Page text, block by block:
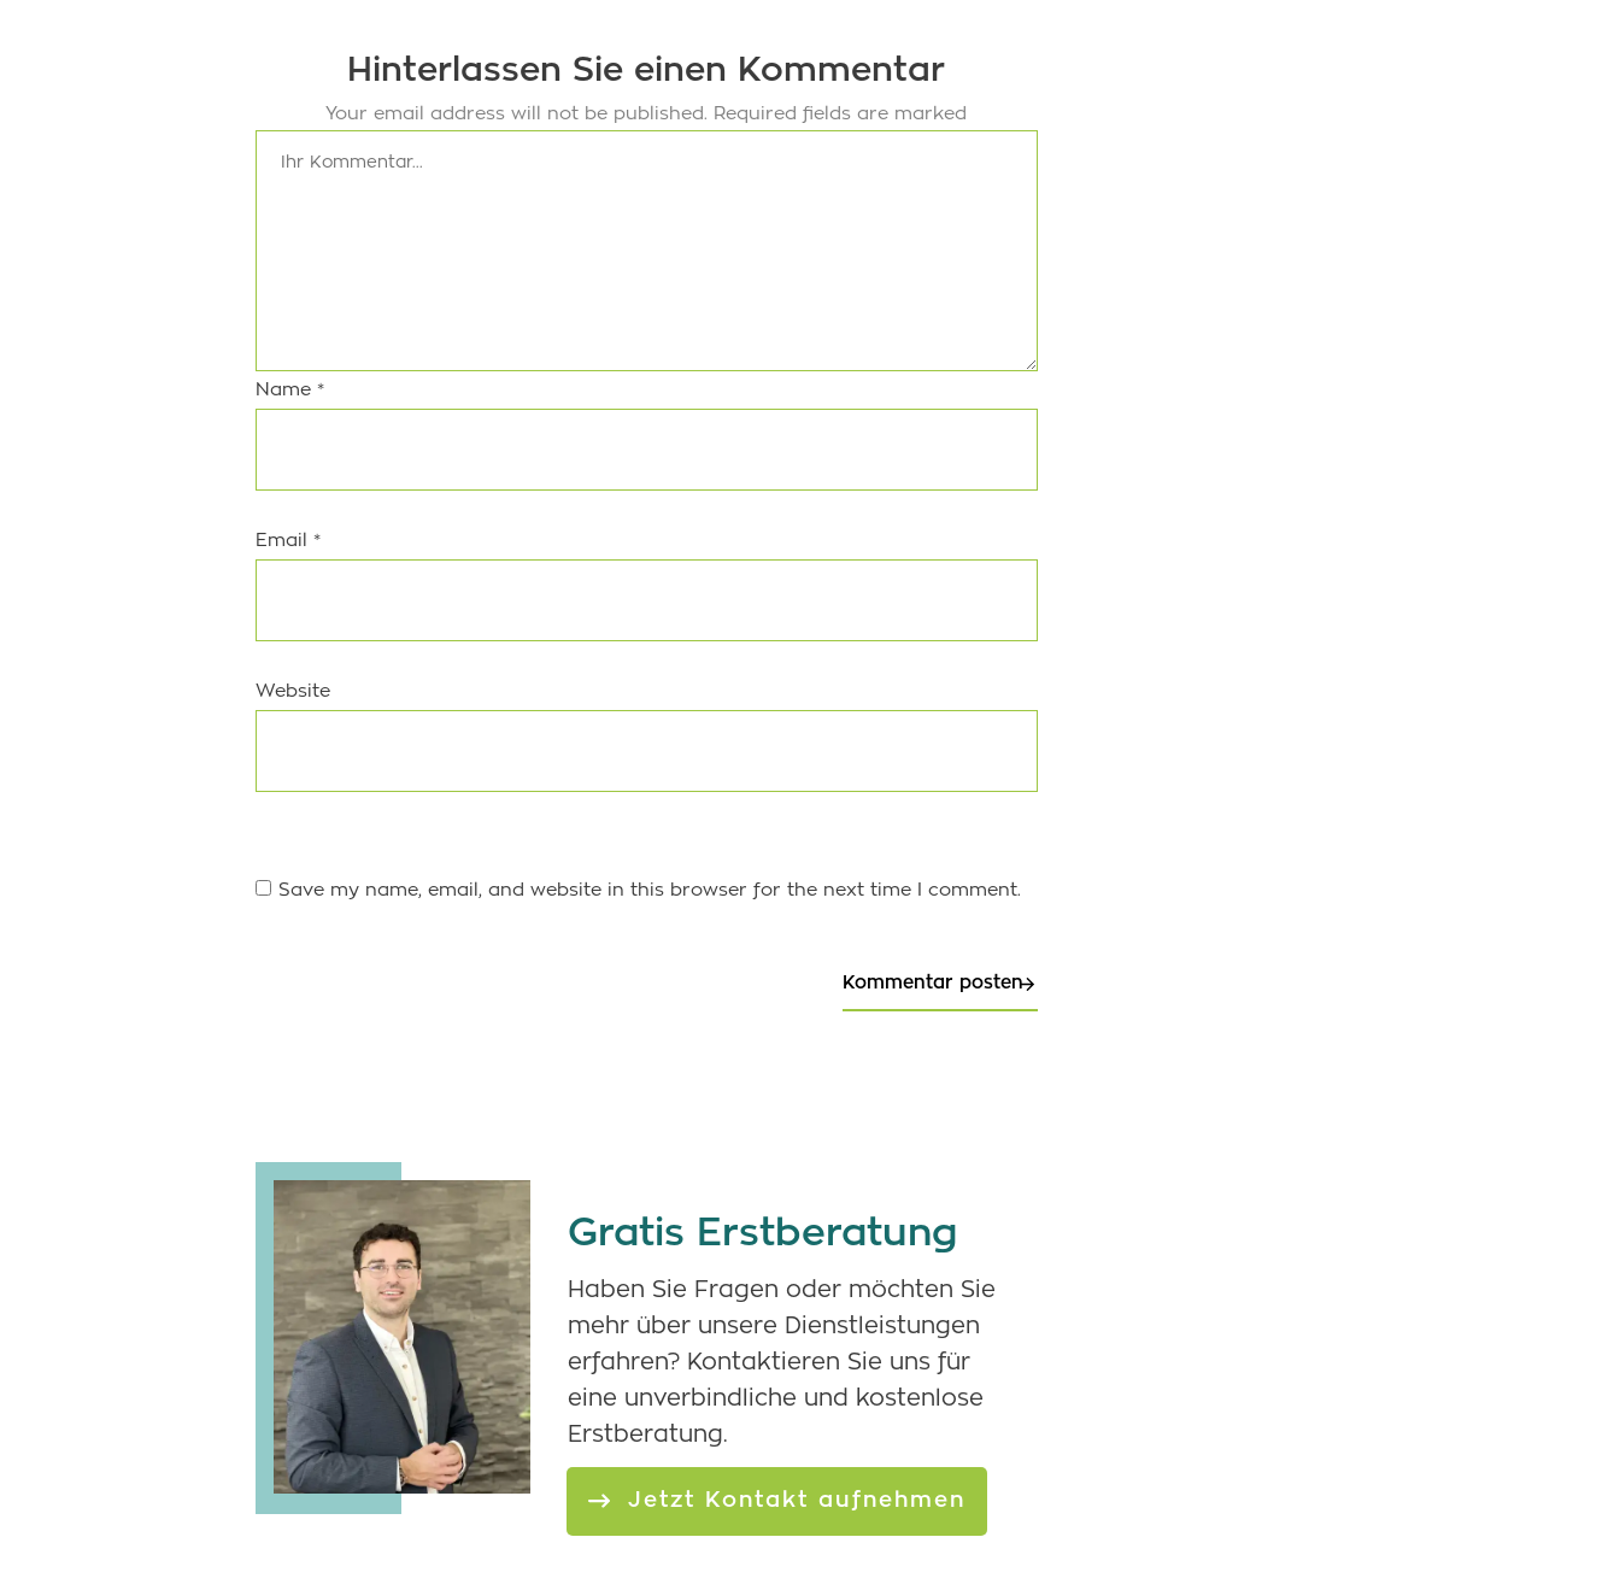
Hinterlassen Sie einen Kommentar
Your email address will not be published. Required fields are marked
Name *
Email *
Website
Save my name, email, and website in this browser for the next time I comment.
Kommentar posten
Gratis Erstberatung
Haben Sie Fragen oder möchten Sie
mehr über unsere Dienstleistungen
erfahren? Kontaktieren Sie uns für
eine unverbindliche und kostenlose
Erstberatung.
Jetzt Kontakt aufnehmen